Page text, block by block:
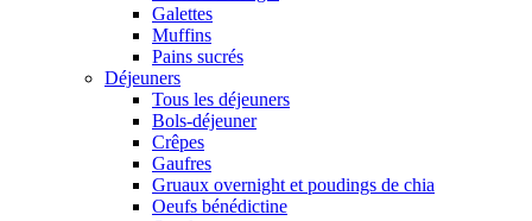
Galettes
Muffins
Pains sucrés
Déjeuners
Tous les déjeuners
Bols-déjeuner
Crêpes
Gaufres
Gruaux overnight et poudings de chia
Oeufs bénédictine